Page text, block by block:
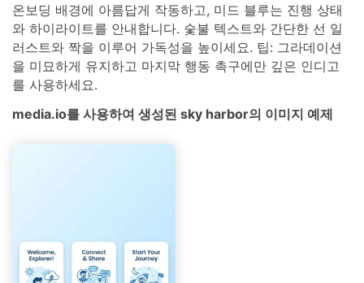
온보딩 배경에 아름답게 작동하고, 미드 블루는 진행 상태
와 하이라이트를 안내합니다. 숯불 텍스트와 간단한 선 일
러스트와 짝을 이루어 가독성을 높이세요. 팁: 그라데이션
을 미묘하게 유지하고 마지막 행동 촉구에만 깊은 인디고
를 사용하세요.
media.io를 사용하여 생성된 sky harbor의 이미지 예제